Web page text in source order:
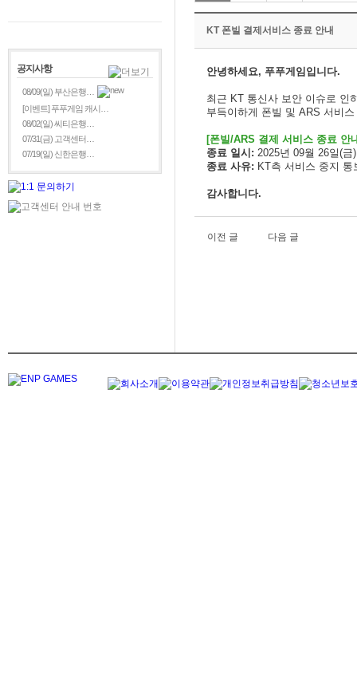
공지사항
08/09(일) 부산은행…
[이벤트] 푸푸게임 캐시…
08/02(일) 씨티은행…
07/31(금) 고객센터…
07/19(일) 신한은행…
KT 폰빌 결제서비스 종료 안내
안녕하세요, 푸푸게임입니다.
최근 KT 통신사 보안 이슈로 인
부득이하게 폰빌 및 ARS 서비
[폰빌/ARS 결제 서비스 종료 안
종료 일시: 2025년 09월 26일(금
종료 사유: KT측 서비스 중지
감사합니다.
이전 글 다음 글